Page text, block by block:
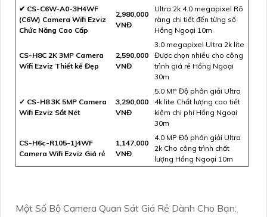
✔ CS-C6W-A0-3H4WF
(C6W) Camera Wifi Ezviz
Chức Năng Cao Cấp
2,980,000
VNĐ
Ultra 2k 4.0 megapixel Rõ
ràng chi tiết đến từng số
Hồng Ngoại 10m
CS-H8C 2K 3MP Camera
Wifi Ezviz Thiết kế Đẹp
2,590,000
VNĐ
3.0 megapixel Ultra 2k lite
Được chọn nhiều cho công
trình giá rẻ Hồng Ngoại
30m
✓ CS-H8 3K 5MP Camera
Wifi Ezviz Sắt Nét
3,290,000
VNĐ
5.0 MP Độ phân giải Ultra
4k lite Chất lượng cao tiết
kiệm chi phí Hồng Ngoại
30m
CS-H6c-R105-1J4WF
Camera Wifi Ezviz Giá rẻ
1,147,000
VNĐ
4.0 MP Độ phân giải Ultra
2k Cho công trình chất
lượng Hồng Ngoại 10m
Một Số Bộ Camera Quan Sát Giá Rẻ Dành Cho Bạn: